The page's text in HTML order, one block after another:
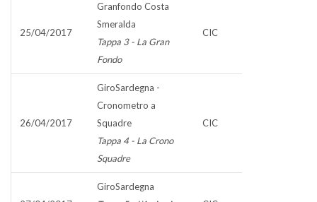
25/04/2017
Granfondo Costa
Smeralda
Tappa 3 - La Gran
Fondo
CIC
26/04/2017
GiroSardegna -
Cronometro a
Squadre
Tappa 4 - La Crono
Squadre
CIC
GiroSardegna